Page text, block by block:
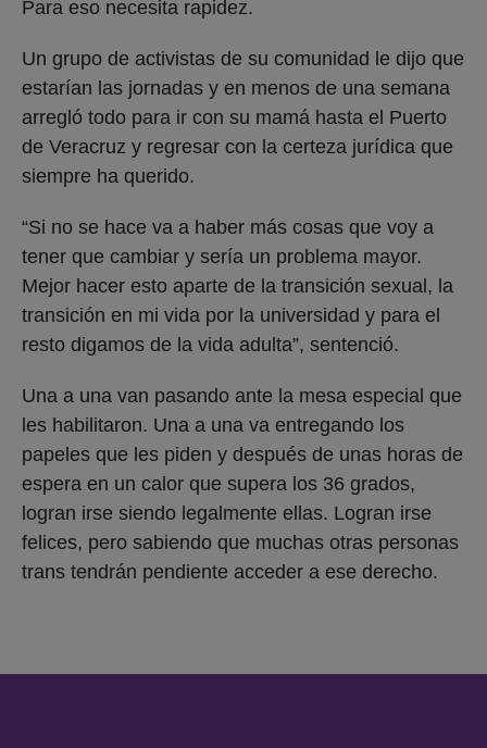
Para eso necesita rapidez.
Un grupo de activistas de su comunidad le dijo que
estarían las jornadas y en menos de una semana
arregló todo para ir con su mamá hasta el Puerto
de Veracruz y regresar con la certeza jurídica que
siempre ha querido.
“Si no se hace va a haber más cosas que voy a
tener que cambiar y sería un problema mayor.
Mejor hacer esto aparte de la transición sexual, la
transición en mi vida por la universidad y para el
resto digamos de la vida adulta”, sentenció.
Una a una van pasando ante la mesa especial que
les habilitaron. Una a una va entregando los
papeles que les piden y después de unas horas de
espera en un calor que supera los 36 grados,
logran irse siendo legalmente ellas. Logran irse
felices, pero sabiendo que muchas otras personas
trans tendrán pendiente acceder a ese derecho.